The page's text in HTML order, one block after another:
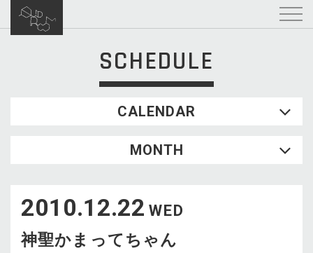
SCHEDULE
CALENDAR
WED
2
3 4 5
16
17 18 19
MONTH
2010.12.22 WED
神聖かまってちゃん